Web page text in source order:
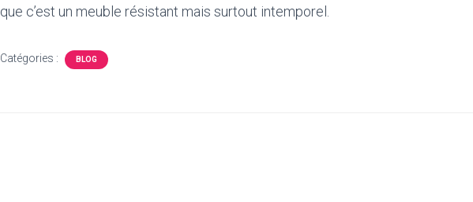
que c’est un meuble résistant mais surtout intemporel.
Catégories : BLOG